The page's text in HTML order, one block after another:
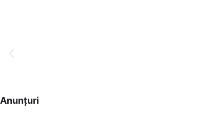
Județul Constanța
Anunțuri